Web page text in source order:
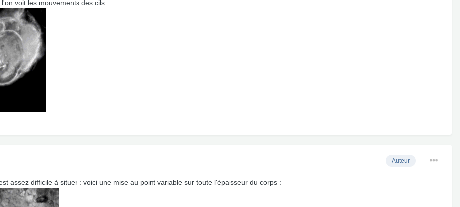
voit les mouvements des cils :
Auteur
assez difficile à situer : voici une mise au point variable sur toute l'épaisseur du corps :